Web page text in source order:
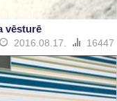
vēsturē
2016.08.17. 16447